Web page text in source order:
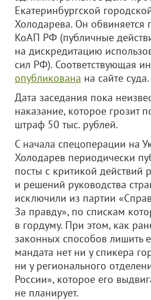
Екатеринбургской
Холодарева. Он обвиняется
КоАП РФ (публичные
на дискредитацию
сил РФ). Соответствующая
опубликована на сайте суда.
Дата заседания пока
наказание, которое грозит
штраф 50 тыс. рублей.
С начала спецоперации на
Холодарев периодически
посты с критикой действий
и решений руководства
исключили из партии
За правду», по спискам
в гордуму. При этом, как
законных способов лишить
мандата нет ни у спикера
ни у регионального
России», которое его
не планирует.